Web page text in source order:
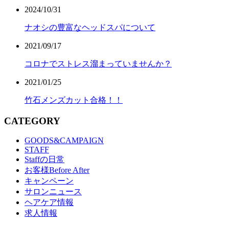
2024/10/31
ナオシの豊富なヘッドスパについて
2021/09/17
コロナでストレス溜まっていませんか？
2021/01/25
竹石メンズカット合格！！
CATEGORY
GOODS&CAMPAIGN
STAFF
Staffの日常
お客様Before After
キャンペーン
サロンニュース
ヘアケア情報
求人情報